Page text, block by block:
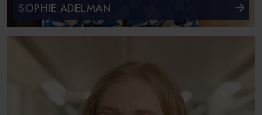
SOPHIE ADELMAN